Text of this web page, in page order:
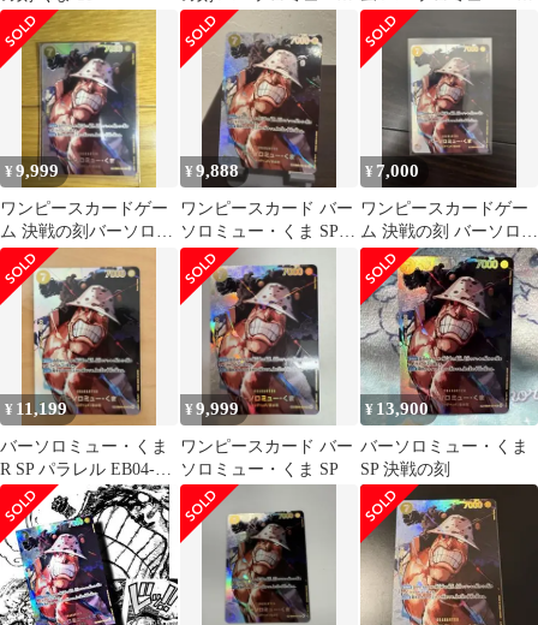
くま SP
まSP EB04-054 決戦の
刻
¥9,999
ワンピースカードゲー
ム 決戦の刻バーソロミ
ュー・くま
¥9,888
ワンピースカード バー
ソロミュー・くま SP
決戦の刻
¥ 7,000
ワンピースカードゲー
ム 決戦の刻 バーソロミ
ュー・くま SP パラレ
ル
¥ 11,199
バーソロミュー・くま
R SP パラレル EB04-
054 決戦の刻
¥9,999
ワンピースカード バー
ソロミュー・くま SP
¥ 13,900
バーソロミュー・くま
SP 決戦の刻